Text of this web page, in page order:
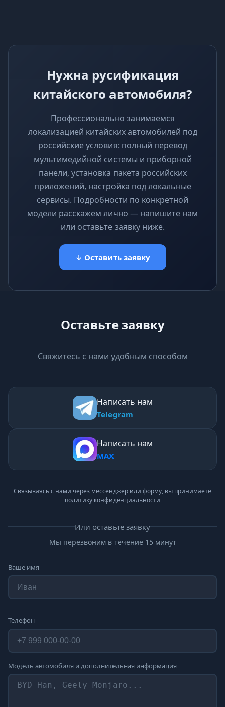
Нужна русификация
китайского автомобиля?
Профессионально занимаемся
локализацией китайских автомобилей под
российские условия: полный перевод
мультимедийной системы и приборной
панели, установка пакета российских
приложений, настройка под локальные
сервисы. Подробности по конкретной
модели расскажем лично — напишите нам
или оставьте заявку ниже.
↓ Оставить заявку
Оставьте заявку
Свяжитесь с нами удобным способом
Написать нам
Telegram
Написать нам
MAX
Связываясь с нами через мессенджер или форму, вы принимаете
политику конфиденциальности
Или оставьте заявку
Мы перезвоним в течение 15 минут
Ваше имя
Телефон
Модель автомобиля и дополнительная информация